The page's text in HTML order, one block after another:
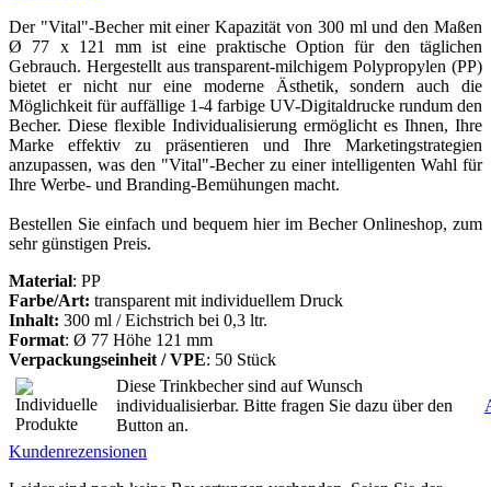
Der "Vital"-Becher mit einer Kapazität von 300 ml und den Maßen
Ø 77 x 121 mm ist eine praktische Option für den täglichen
Gebrauch. Hergestellt aus transparent-milchigem Polypropylen (PP)
bietet er nicht nur eine moderne Ästhetik, sondern auch die
Möglichkeit für auffällige 1-4 farbige UV-Digitaldrucke rundum den
Becher. Diese flexible Individualisierung ermöglicht es Ihnen, Ihre
Marke effektiv zu präsentieren und Ihre Marketingstrategien
anzupassen, was den "Vital"-Becher zu einer intelligenten Wahl für
Ihre Werbe- und Branding-Bemühungen macht.
Bestellen Sie einfach und bequem hier im Becher Onlineshop, zum
sehr günstigen Preis.
Material: PP
Farbe/Art: transparent mit individuellem Druck
Inhalt: 300 ml / Eichstrich bei 0,3 ltr.
Format: Ø 77 Höhe 121 mm
Verpackungseinheit / VPE: 50 Stück
Diese Trinkbecher sind auf Wunsch
individualisierbar. Bitte fragen Sie dazu über den
Button an.
Kundenrezensionen